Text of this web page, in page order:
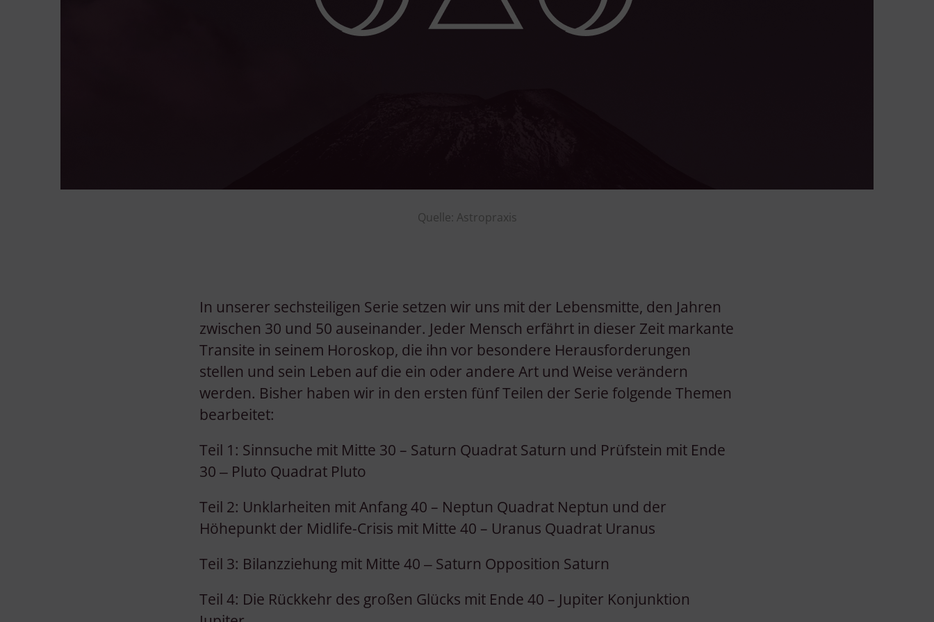
Quelle: Astropraxis
In unserer sechsteiligen Serie setzen wir uns mit der Lebensmitte, den Jahren
zwischen 30 und 50 auseinander. Jeder Mensch erfährt in dieser Zeit markante
Transite in seinem Horoskop, die ihn vor besondere Herausforderungen
stellen und sein Leben auf die ein oder andere Art und Weise verändern
werden. Bisher haben wir in den ersten fünf Teilen der Serie folgende Themen
bearbeitet:
Teil 1: Sinnsuche mit Mitte 30 – Saturn Quadrat Saturn und Prüfstein mit Ende
30 ‒ Pluto Quadrat Pluto
Teil 2: Unklarheiten mit Anfang 40 – Neptun Quadrat Neptun und der
Höhepunkt der Midlife-Crisis mit Mitte 40 – Uranus Quadrat Uranus
Teil 3: Bilanzziehung mit Mitte 40 ‒ Saturn Opposition Saturn
Teil 4: Die Rückkehr des großen Glücks mit Ende 40 – Jupiter Konjunktion